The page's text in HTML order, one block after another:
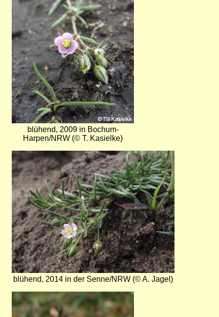
blühend, 2009 in Bochum-
Harpen/NRW (© T. Kasielke)
Bild
blühend, 2014 in der Senne/NRW (© A. Jagel)